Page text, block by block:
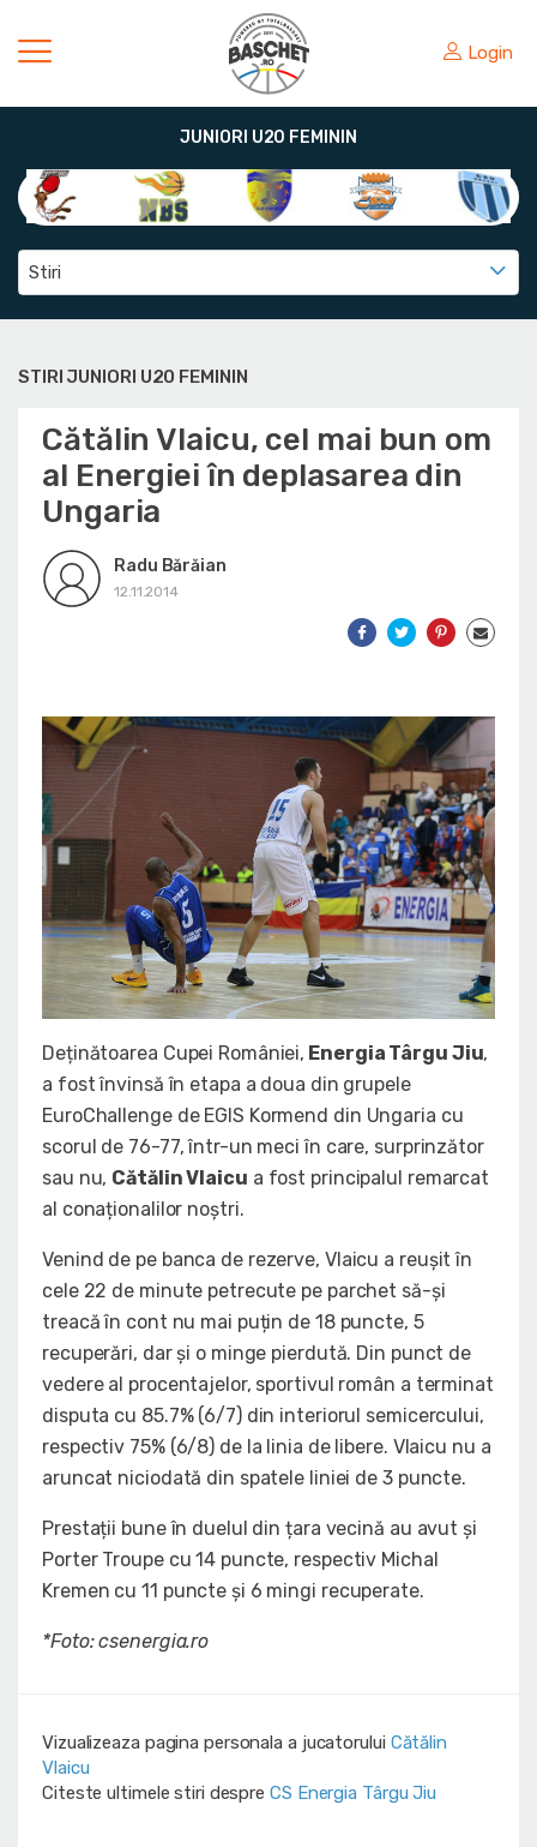
Login
JUNIORI U20 FEMININ
Stiri
STIRI JUNIORI U20 FEMININ
Cătălin Vlaicu, cel mai bun om
al Energiei în deplasarea din
Ungaria
Radu Bărăian
12.11.2014
Deținătoarea Cupei României, Energia Târgu Jiu,
a fost învinsă în etapa a doua din grupele
EuroChallenge de EGIS Kormend din Ungaria cu
scorul de 76-77, într-un meci în care, surprinzător
sau nu, Cătălin Vlaicu a fost principalul remarcat
al conaționalilor noștri.
Venind de pe banca de rezerve, Vlaicu a reușit în
cele 22 de minute petrecute pe parchet să-și
treacă în cont nu mai puțin de 18 puncte, 5
recuperări, dar și o minge pierdută. Din punct de
vedere al procentajelor, sportivul român a terminat
disputa cu 85.7% (6/7) din interiorul semicercului,
respectiv 75% (6/8) de la linia de libere. Vlaicu nu a
aruncat niciodată din spatele liniei de 3 puncte.
Prestații bune în duelul din țara vecină au avut și
Porter Troupe cu 14 puncte, respectiv Michal
Kremen cu 11 puncte și 6 mingi recuperate.
*Foto: csenergia.ro
Vizualizeaza pagina personala a jucatorului Cătălin
Vlaicu
Citeste ultimele stiri despre CS Energia Târgu Jiu